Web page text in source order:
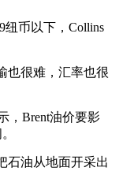
纽币以下，Collins
也很难，汇率也很
，Brent油价要影
石油从地面开采出